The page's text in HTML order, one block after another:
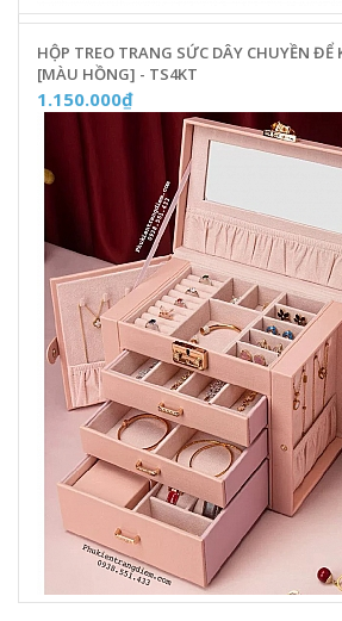
HỘP TREO TRANG SỨC DÂY CHUYỀN
[MÀU HỒNG] - TS4KT
1.150.000₫